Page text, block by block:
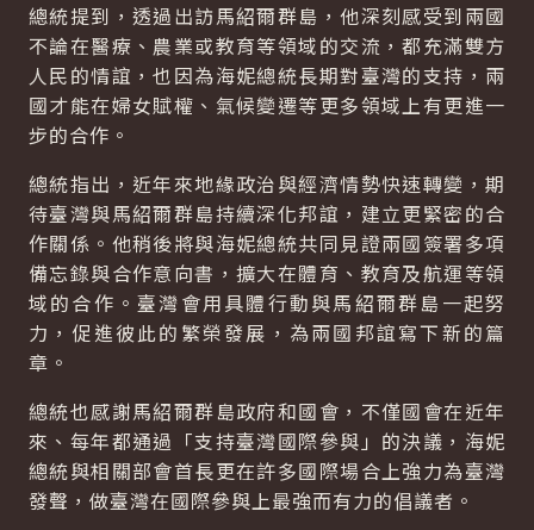
總統提到，透過出訪馬紹爾群島，他深刻感受到兩國
不論在醫療、農業或教育等領域的交流，都充滿雙方
人民的情誼，也因為海妮總統長期對臺灣的支持，兩
國才能在婦女賦權、氣候變遷等更多領域上有更進一
步的合作。
總統指出，近年來地緣政治與經濟情勢快速轉變，期
待臺灣與馬紹爾群島持續深化邦誼，建立更緊密的合
作關係。他稍後將與海妮總統共同見證兩國簽署多項
備忘錄與合作意向書，擴大在體育、教育及航運等領
域的合作。臺灣會用具體行動與馬紹爾群島一起努
力，促進彼此的繁榮發展，為兩國邦誼寫下新的篇
章。
總統也感謝馬紹爾群島政府和國會，不僅國會在近年
來、每年都通過「支持臺灣國際參與」的決議，海妮
總統與相關部會首長更在許多國際場合上強力為臺灣
發聲，做臺灣在國際參與上最強而有力的倡議者。